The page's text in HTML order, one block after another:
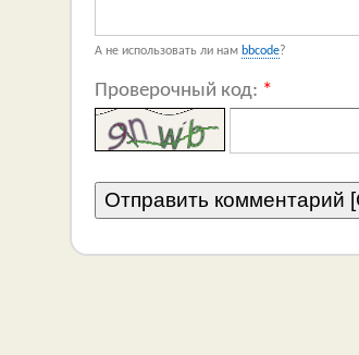
А не использовать ли нам bbcode?
Проверочный код: *